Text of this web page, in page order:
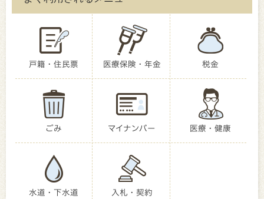
戸籍・住民票 医療保険・年金 税金
ごみ マイナンバー 医療・健康
水道・下水道 入札・契約